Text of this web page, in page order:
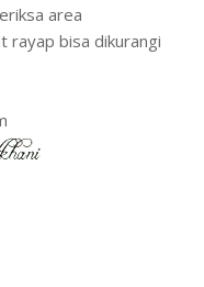
area
rayap bisa dikurangi